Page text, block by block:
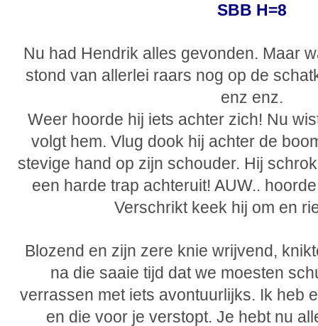
SBB H=8
Nu had Hendrik alles gevonden. Maar
stond van allerlei raars nog op de
enz enz.
Weer hoorde hij iets achter zich! Nu
volgt hem. Vlug dook hij achter de
stevige hand op zijn schouder. Hij
een harde trap achteruit! AUW..
Verschrikt keek hij om en
Blozend en zijn zere knie wrijvend,
na die saaie tijd dat we moesten
verrassen met iets avontuurlijks. Ik heb
en die voor je verstopt. Je hebt nu